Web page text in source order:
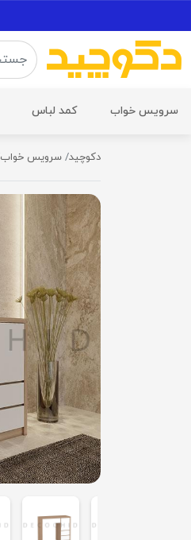
سرویس خواب کمد لباس
دکوچید سرویس خواب